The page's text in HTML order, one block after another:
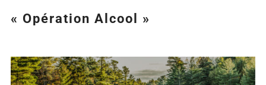
« Opération Alcool »
Agrandir
l&apos;image